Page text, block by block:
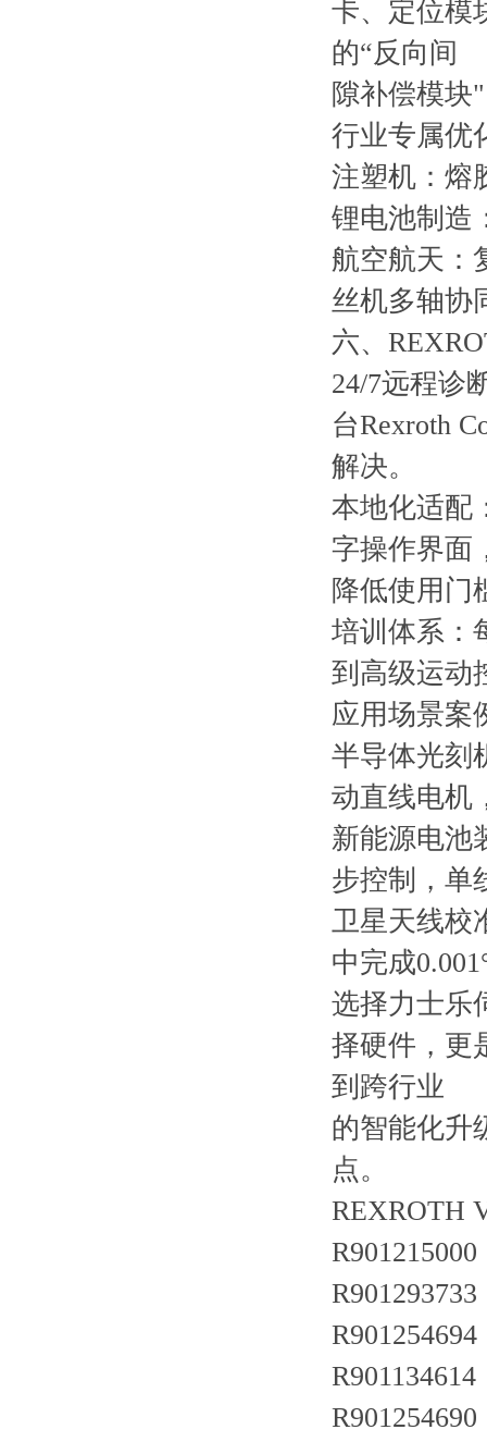
卡、定位模
的“反向间
隙补偿模块
行业专属优
注塑机：熔
锂电池制造
航空航天：
丝机多轴协
六、
24/7远程诊
台Rexroth
解决。
本地化适配
字操作界面
降低使用门
培训体系：
到高级运动
应用场景案
半导体光刻
动直线电机
新能源电池
步控制，单
卫星天线校
中完成
选择力士乐
择硬件，更
到跨行业
的智能化升
点。
REXROTH